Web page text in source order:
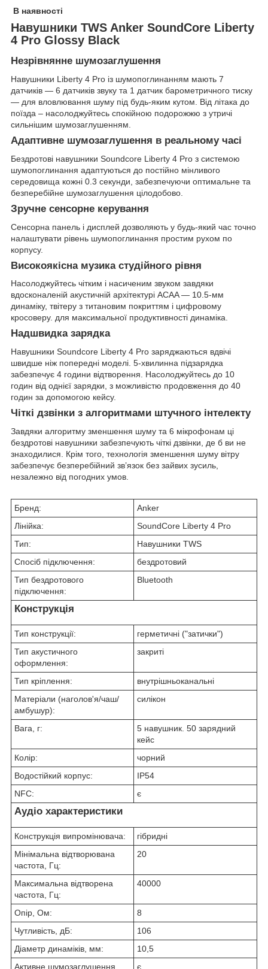
В наявності
Навушники TWS Anker SoundСore Liberty
4 Pro Glossy Black
Незрівнянне шумозаглушення
Навушники Liberty 4 Pro із шумопоглинанням мають 7
датчиків — 6 датчиків звуку та 1 датчик барометричного тиску
— для вловлювання шуму під будь-яким кутом. Від літака до
поїзда – насолоджуйтесь спокійною подорожжю з утричі
сильнішим шумозаглушенням.
Адаптивне шумозаглушення в реальному часі
Бездротові навушники Soundcore Liberty 4 Pro з системою
шумопоглинання адаптуються до постійно мінливого
середовища кожні 0.3 секунди, забезпечуючи оптимальне та
безперебійне шумозаглушення цілодобово.
Зручне сенсорне керування
Сенсорна панель і дисплей дозволяють у будь-який час точно
налаштувати рівень шумопоглинання простим рухом по
корпусу.
Високоякісна музика студійного рівня
Насолоджуйтесь чітким і насиченим звуком завдяки
вдосконаленій акустичній архітектурі ACAA — 10.5-мм
динаміку, твітеру з титановим покриттям і цифровому
кросоверу. для максимальної продуктивності динаміка.
Надшвидка зарядка
Навушники Soundcore Liberty 4 Pro заряджаються вдвічі
швидше ніж попередні моделі. 5-хвилинна підзарядка
забезпечує 4 години відтворення. Насолоджуйтесь до 10
годин від однієї зарядки, з можливістю продовження до 40
годин за допомогою кейсу.
Чіткі дзвінки з алгоритмами штучного інтелекту
Завдяки алгоритму зменшення шуму та 6 мікрофонам ці
бездротові навушники забезпечують чіткі дзвінки, де б ви не
знаходилися. Крім того, технологія зменшення шуму вітру
забезпечує безперебійний зв’язок без зайвих зусиль,
незалежно від погодних умов.
Бренд:
Anker
Лінійка:
SoundCore Liberty 4 Pro
Тип:
Навушники TWS
Спосіб підключення:
бездротовий
Тип бездротового
підключення:
Bluetooth
Конструкція
Тип конструкції:
герметичні ("затички")
Тип акустичного
оформлення:
закриті
Тип кріплення:
внутрішньоканальні
Матеріали (наголов'я/чаш/
амбушур):
силікон
Вага, г:
5 навушник. 50 зарядний
кейс
Колір:
чорний
Водостійкий корпус:
IP54
NFC:
є
Аудіо характеристики
Конструкція випромінювача:
гібридні
Мінімальна відтворювана
частота, Гц:
20
Максимальна відтворена
частота, Гц:
40000
Опір, Ом:
8
Чутливість, дБ:
106
Діаметр динаміків, мм:
10,5
Активне шумозаглушення
є